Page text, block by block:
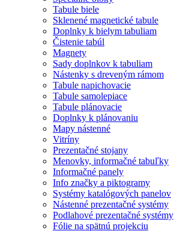
Tabule biele
Sklenené magnetické tabule
Doplnky k bielym tabuliam
Čistenie tabúl
Magnety
Sady doplnkov k tabuliam
Nástenky s dreveným rámom
Tabule napichovacie
Tabule samolepiace
Tabule plánovacie
Doplnky k plánovaniu
Mapy nástenné
Vitríny
Prezentačné stojany
Menovky, informačné tabuľky
Informačné panely
Info značky a piktogramy
Systémy katalógových panelov
Nástenné prezentačné systémy
Podlahové prezentačné systémy
Fólie na spätnú projekciu